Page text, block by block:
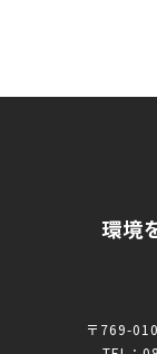
環境
〒769-